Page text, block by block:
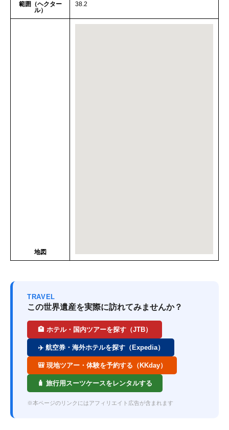
範囲（ヘクター
ル）
38.2
地図
TRAVEL
この世界遺産を実際に訪れてみませんか？
🏨 ホテル・国内ツアーを探す（JTB）
✈️ 航空券・海外ホテルを探す（Expedia）
🎒 現地ツアー・体験を予約する（KKday）
🧳 旅行用スーツケースをレンタルする
※本ページのリンクにはアフィリエイト広告が含まれます